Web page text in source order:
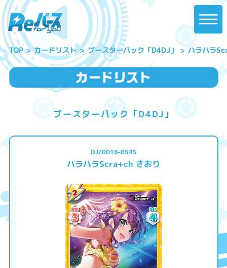
TOP カードリスト ブースターパック「D4DJ」 ハラハラ
ブースターパック「D4DJ」
DJ/001B-054S
ハラハラScra+ch さおり